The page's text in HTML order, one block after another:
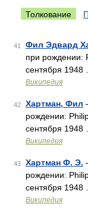
Толкование
41 Фил Эдвард
при рождении:
сентября 1948
Википедия
42 Хартман, Фил
рождении:
сентября 1948
Википедия
43 Хартман Ф. Э.
рождении:
сентября 1948
Википедия